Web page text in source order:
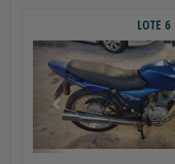
LOTE 6
Anterior